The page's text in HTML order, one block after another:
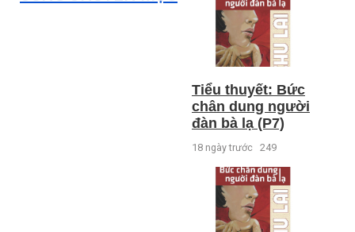
Tiểu thuyết: Bức
chân dung người
đàn bà lạ (P7)
18 ngày trước 249